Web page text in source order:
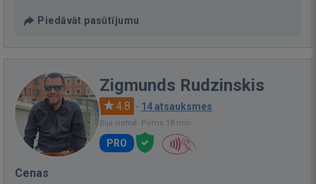
Piedāvāt pasūtījumu
Zigmunds Rudzinskis
4.8 · 14 atsauksmes
Bija vietnē: Pirms 18 min.
PRO
Cenas